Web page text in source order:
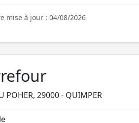
mise à jour : 04/08/2026
POHER, 29000 - QUIMPER